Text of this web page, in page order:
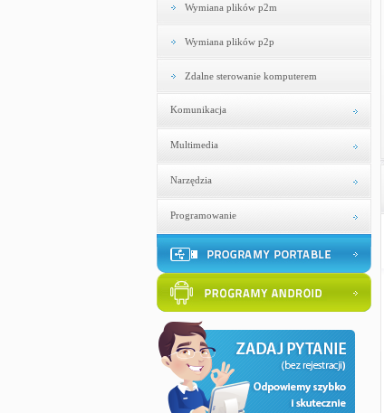
Wymiana plików p2m
Wymiana plików p2p
Zdalne sterowanie komputerem
Komunikacja
Multimedia
Narzędzia
Programowanie